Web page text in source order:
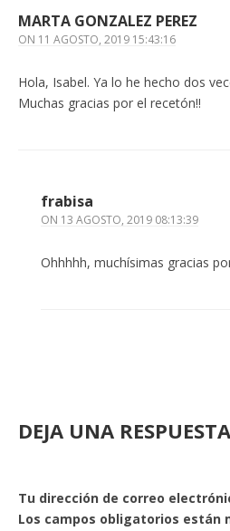
MARTA GONZALEZ PEREZ
ON 11 AGOSTO, 2019 15:43:16
Hola, Isabel. Ya lo he hecho dos
Muchas gracias por el recetón!!
frabisa
ON 13 AGOSTO, 2019 08:13:39
Ohhhhh, muchísimas gracias
DEJA UNA RESPUESTA
Tu dirección de correo
Los campos obligatorios están